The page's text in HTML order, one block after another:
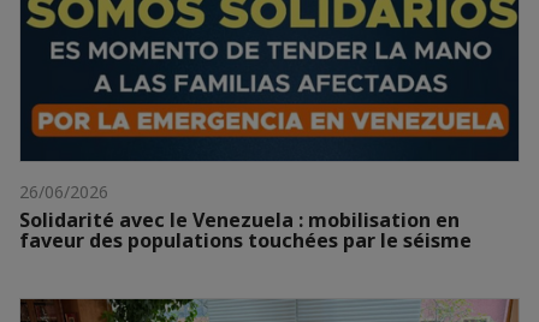
26/06/2026
Solidarité avec le Venezuela : mobilisation en
faveur des populations touchées par le séisme